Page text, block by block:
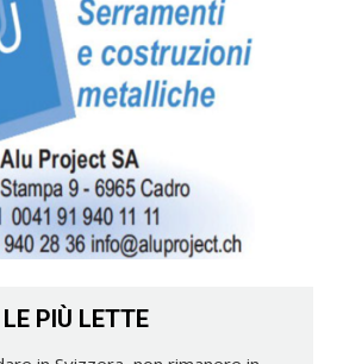
LE PIÙ LETTE